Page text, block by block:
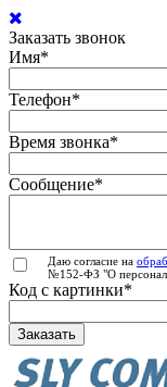
Заказать звонок
Имя*
Телефон*
Время звонка*
Сообщение*
Даю согласие на
№152-ФЗ "О
Код с картинки*
Заказать